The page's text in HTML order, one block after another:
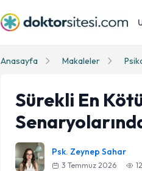
Anasayfa Makaleler
Sürekli En
Psk. Zeynep Sahar
3 Temmuz 2026